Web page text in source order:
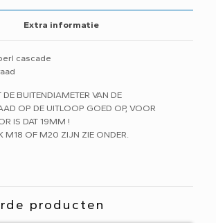
Extra informatie
cascade
DE BUITENDIAMETER VAN DE
OP DE UITLOOP GOED OP, VOOR
IS DAT 19MM !
M18 OF M20 ZIJN ZIE ONDER.
producten